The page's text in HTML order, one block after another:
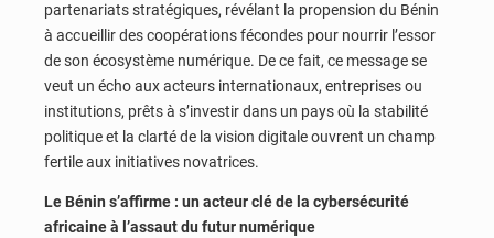
partenariats stratégiques, révélant la propension du Bénin
à accueillir des coopérations fécondes pour nourrir l’essor
de son écosystème numérique. De ce fait, ce message se
veut un écho aux acteurs internationaux, entreprises ou
institutions, prêts à s’investir dans un pays où la stabilité
politique et la clarté de la vision digitale ouvrent un champ
fertile aux initiatives novatrices.
Le Bénin s’affirme : un acteur clé de la cybersécurité
africaine à l’assaut du futur numérique